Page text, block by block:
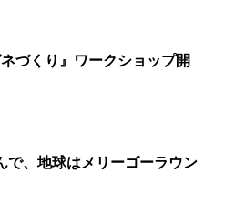
づくり』ワークショップ開
で、地球はメリーゴーラウン